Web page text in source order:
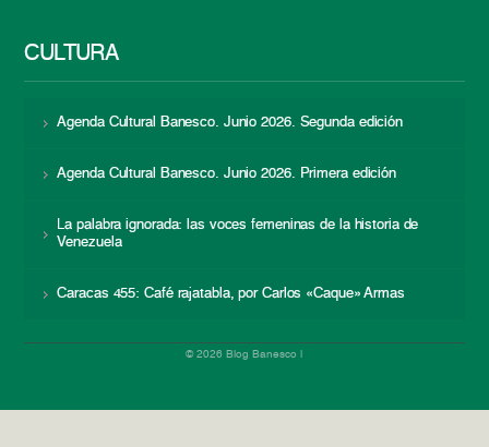
CULTURA
Agenda Cultural Banesco. Junio 2026. Segunda edición
Agenda Cultural Banesco. Junio 2026. Primera edición
La palabra ignorada: las voces femeninas de la historia de
Venezuela
Caracas 455: Café rajatabla, por Carlos «Caque» Armas
© 2026 Blog Banesco |